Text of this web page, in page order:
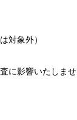
対象外）
に影響いたしませ